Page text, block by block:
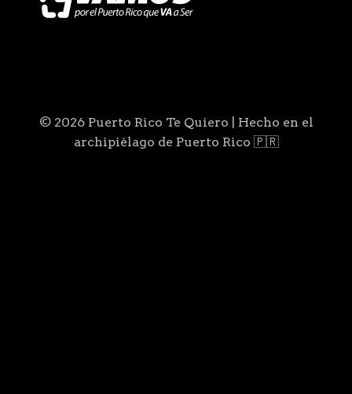
© 2026 Puerto Rico Te Quiero | Hecho en el
archipiélago de Puerto Rico 🇵🇷